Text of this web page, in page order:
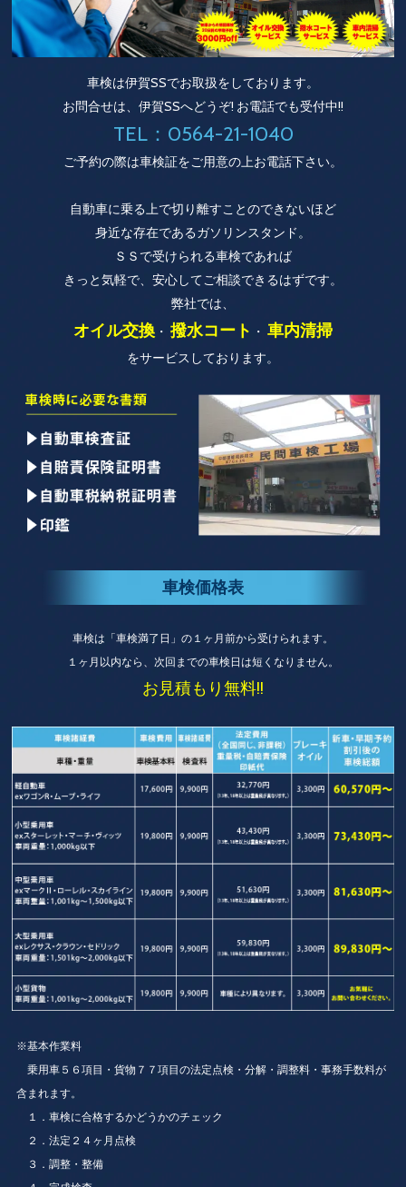
車検は伊賀SSでお取扱をしております。
お問合せは、伊賀SSへどうぞ! お電話でも受付中!!
TEL：0564-21-1040
ご予約の際は車検証をご用意の上お電話下さい。
自動車に乗る上で切り離すことのできないほど
身近な存在であるガソリンスタンド。
ＳＳで受けられる車検であれば
きっと気軽で、安心してご相談できるはずです。
弊社では、
オイル交換 ・ 撥水コート ・ 車内清掃
をサービスしております。
車検価格表
車検は「車検満了日」の１ヶ月前から受けられます。
１ヶ月以内なら、次回までの車検日は短くなりません。
お見積もり無料!!
※基本作業料
乗用車５６項目・貨物７７項目の法定点検・分解・調整料・事務手数料が
含まれます。
１．車検に合格するかどうかのチェック
２．法定２４ヶ月点検
３．調整・整備